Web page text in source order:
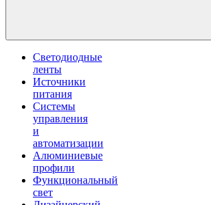
Светодиодные
ленты
Источники
питания
Системы
управления
и
автоматизации
Алюминиевые
профили
Функциональный
свет